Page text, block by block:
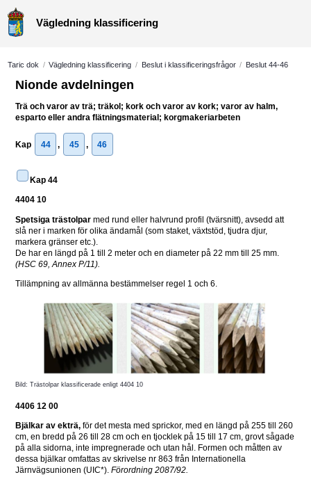
Vägledning klassificering
Taric dok / Vägledning klassificering / Beslut i klassificeringsfrågor / Beslut 44-46
Nionde avdelningen
Trä och varor av trä; träkol; kork och varor av kork; varor av halm,
esparto eller andra flätningsmaterial; korgmakeriarbeten
Kap 44 , 45 , 46
Kap 44
4404 10
Spetsiga trästolpar med rund eller halvrund profil (tvärsnitt), avsedd att
slå ner i marken för olika ändamål (som staket, växtstöd, tjudra djur,
markera gränser etc.).
(HSC 69, Annex P/11).
Tillämpning av allmänna bestämmelser regel 1 och 6.
Bild: Trästolpar klassificerade enligt 4404 10
4406 12 00
Bjälkar av ekträ, för det mesta med sprickor, med en längd på 255 till 260
cm, en bredd på 26 till 28 cm och en tjocklek på 15 till 17 cm, grovt sågade
på alla sidorna, inte impregnerade och utan hål. Formen och måtten av
dessa bjälkar omfattas av skrivelse nr 863 från Internationella
Järnvägsunionen (UIC*). Förordning 2087/92.